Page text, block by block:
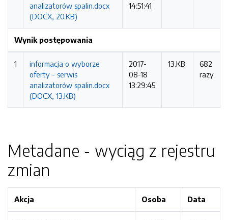
analizatorów spalin.docx
(DOCX, 20.KB)
14:51:41
Wynik postępowania
1
informacja o wyborze
oferty - serwis
analizatorów spalin.docx
(DOCX, 13.KB)
2017-
08-18
13:29:45
13.KB
682
razy
Metadane - wyciąg z rejestru
zmian
Akcja Osoba Data